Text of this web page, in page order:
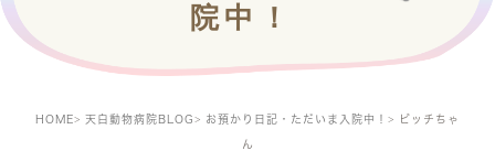
院中！
HOME 天白動物病院BLOG お預かり日記・ただいま入院中！ ビッチちゃ
ん